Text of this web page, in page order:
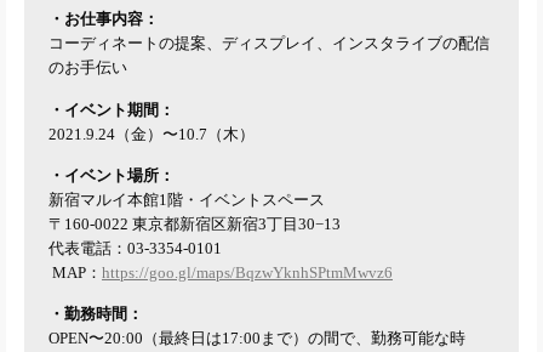
・お仕事内容：
コーディネートの提案、ディスプレイ、インスタライブの配信
のお手伝い
・イベント期間：
2021.9.24（金）〜10.7（木）
・イベント場所：
新宿マルイ本館1階・イベントスペース
〒160-0022 東京都新宿区新宿3丁目30−13
代表電話：03-3354-0101
MAP： https://goo.gl/maps/BqzwYknhSPtmMwvz6
・勤務時間：
OPEN〜20:00（最終日は17:00まで）の間で、勤務可能な時